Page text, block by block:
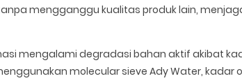
mengganggu kualitas produk lain,
mengalami degradasi bahan aktif akibat
molecular sieve Ady Water, kadar